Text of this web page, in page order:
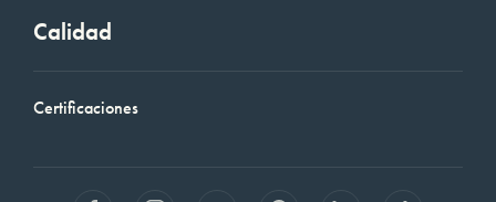
Calidad
Certificaciones